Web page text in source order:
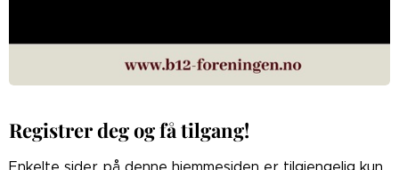
Registrer deg og få tilgang!
Enkelte sider på denne hjemmesiden er tilgjengelig kun